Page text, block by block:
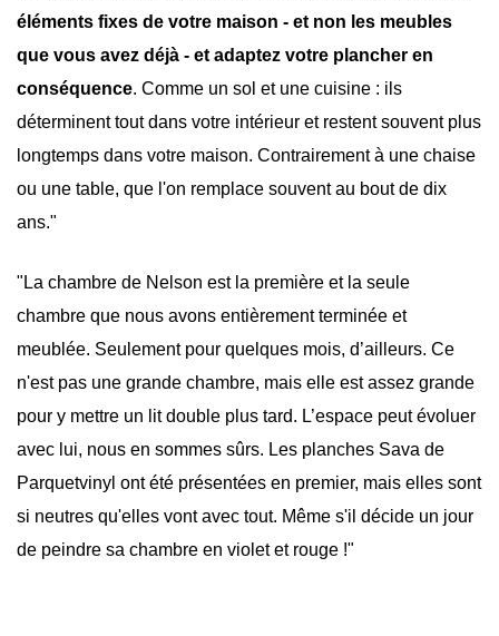
éléments fixes de votre maison - et non les meubles
que vous avez déjà - et adaptez votre plancher en
conséquence. Comme un sol et une cuisine : ils
déterminent tout dans votre intérieur et restent souvent plus
longtemps dans votre maison. Contrairement à une chaise
ou une table, que l'on remplace souvent au bout de dix
ans."
"La chambre de Nelson est la première et la seule
chambre que nous avons entièrement terminée et
meublée. Seulement pour quelques mois, d’ailleurs. Ce
n'est pas une grande chambre, mais elle est assez grande
pour y mettre un lit double plus tard. L’espace peut évoluer
avec lui, nous en sommes sûrs. Les planches Sava de
Parquetvinyl ont été présentées en premier, mais elles sont
si neutres qu'elles vont avec tout. Même s'il décide un jour
de peindre sa chambre en violet et rouge !"